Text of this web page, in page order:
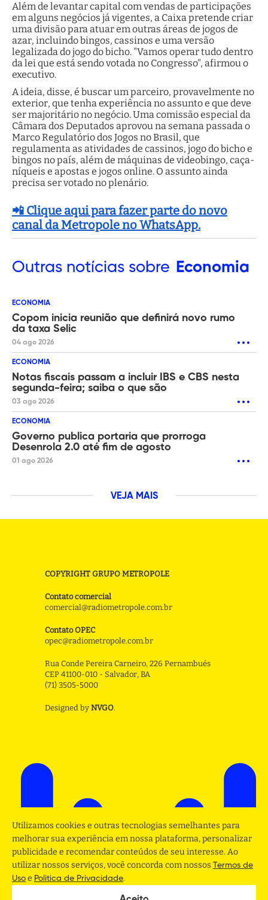
Além de levantar capital com vendas de participações
em alguns negócios já vigentes, a Caixa pretende criar
uma divisão para atuar em outras áreas de jogos de
azar, incluindo bingos, cassinos e uma versão
legalizada do jogo do bicho. "Vamos operar tudo dentro
da lei que está sendo votada no Congresso", afirmou o
executivo.
A ideia, disse, é buscar um parceiro, provavelmente no
exterior, que tenha experiência no assunto e que deve
ser majoritário no negócio. Uma comissão especial da
Câmara dos Deputados aprovou na semana passada o
Marco Regulatório dos Jogos no Brasil, que
regulamenta as atividades de cassinos, jogo do bicho e
bingos no país, além de máquinas de videobingo, caça-
níqueis e apostas e jogos online. O assunto ainda
precisa ser votado no plenário.
📲 Clique aqui para fazer parte do novo
canal da Metropole no WhatsApp.
Outras notícias sobre Economia
ECONOMIA
Copom inicia reunião que definirá novo rumo
da taxa Selic
04 ago 2026
ECONOMIA
Notas fiscais passam a incluir IBS e CBS nesta
segunda-feira; saiba o que são
03 ago 2026
ECONOMIA
Governo publica portaria que prorroga
Desenrola 2.0 até fim de agosto
01 ago 2026
VEJA MAIS
COPYRIGHT GRUPO METROPOLE
Contato comercial
comercial@radiometropole.com.br
Contato OPEC
opec@radiometropole.com.br
Rua Conde Pereira Carneiro, 226 Pernambués
CEP 41100-010 - Salvador, BA
(71) 3505-5000
Designed by NVGO.
Utilizamos cookies e outras tecnologias semelhantes para
melhorar sua experiência em nossa plataforma, personalizar
publicidade e recomendar conteúdos de seu interesse. Ao
utilizar nossos serviços, você concorda com nossos Termos de
Uso e Politica de Privacidade.